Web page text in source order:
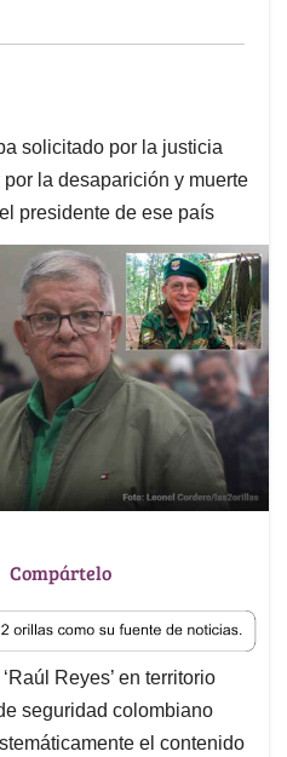
solicitado por la justicia
la desaparición y muerte
presidente de ese país
T
r
e
a
d
s
Compártelo
Reyes’ en territorio
seguridad colombiano
el contenido